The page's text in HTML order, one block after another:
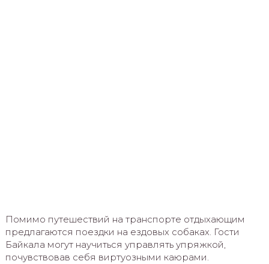
Помимо путешествий на транспорте отдыхающим
предлагаются поездки на ездовых собаках. Гости
Байкала могут научиться управлять упряжкой,
почувствовав себя виртуозными каюрами.